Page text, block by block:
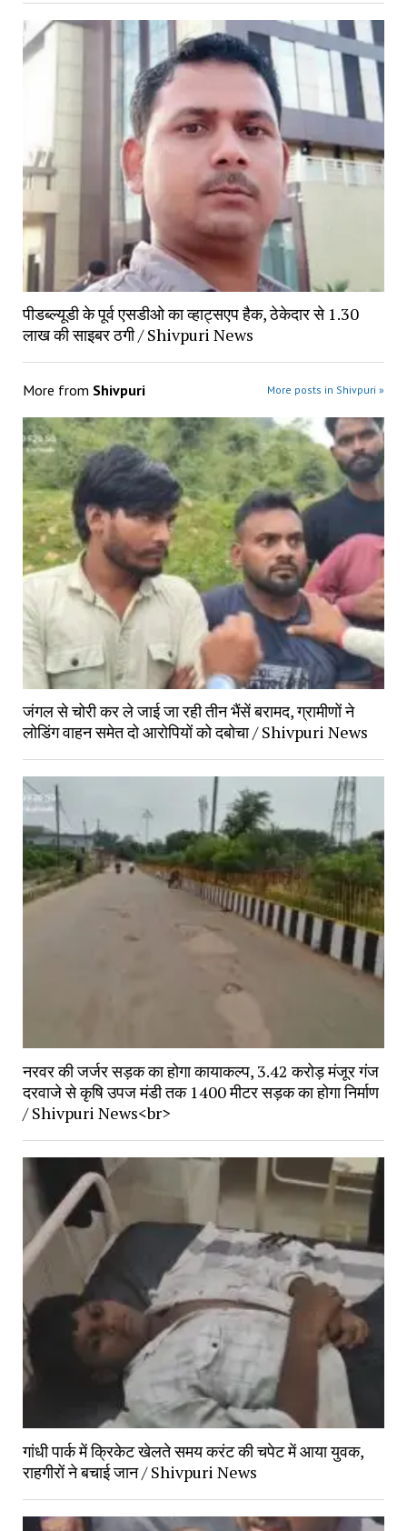
पीडब्ल्यूडी के पूर्व एसडीओ का व्हाट्सएप हैक, ठेकेदार से 1.30
लाख की साइबर ठगी / Shivpuri News
More from Shivpuri More posts in Shivpuri »
जंगल से चोरी कर ले जाई जा रही तीन भैंसें बरामद, ग्रामीणों ने
लोडिंग वाहन समेत दो आरोपियों को दबोचा / Shivpuri News
नरवर की जर्जर सड़क का होगा कायाकल्प, 3.42 करोड़ मंजूर गंज
दरवाजे से कृषि उपज मंडी तक 1400 मीटर सड़क का होगा निर्माण
/ Shivpuri News<br>
गांधी पार्क में क्रिकेट खेलते समय करंट की चपेट में आया युवक,
राहगीरों ने बचाई जान / Shivpuri News